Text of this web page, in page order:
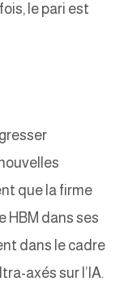
le pari est
que la firme
HBM dans ses
dans le cadre
axés sur l’IA.